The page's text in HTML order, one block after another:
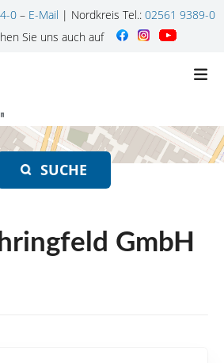
0 – E-Mail | Nordkreis Tel.: 02561 9389-0
Sie uns auch auf
SUCHE
GmbH